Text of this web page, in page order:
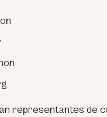
representantes de